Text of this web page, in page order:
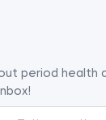
period health